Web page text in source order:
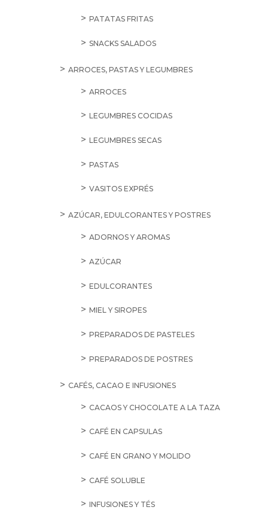
PATATAS FRITAS
SNACKS SALADOS
ARROCES, PASTAS Y LEGUMBRES
ARROCES
LEGUMBRES COCIDAS
LEGUMBRES SECAS
PASTAS
VASITOS EXPRÉS
AZÚCAR, EDULCORANTES Y POSTRES
ADORNOS Y AROMAS
AZÚCAR
EDULCORANTES
MIEL Y SIROPES
PREPARADOS DE PASTELES
PREPARADOS DE POSTRES
CAFÉS, CACAO E INFUSIONES
CACAOS Y CHOCOLATE A LA TAZA
CAFÉ EN CAPSULAS
CAFÉ EN GRANO Y MOLIDO
CAFÉ SOLUBLE
INFUSIONES Y TÉS